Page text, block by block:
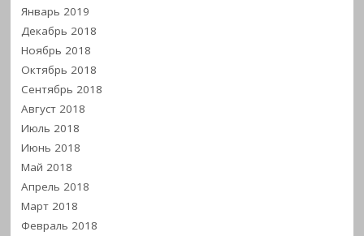
Январь 2019
Декабрь 2018
Ноябрь 2018
Октябрь 2018
Сентябрь 2018
Август 2018
Июль 2018
Июнь 2018
Май 2018
Апрель 2018
Март 2018
Февраль 2018